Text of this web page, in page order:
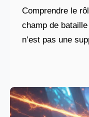
Comprendre le
champ de
n’est pas une